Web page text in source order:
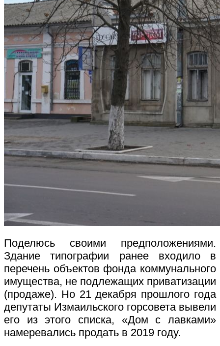
Поделюсь своими предположениями.
Здание типографии ранее входило в
перечень объектов фонда коммунального
имущества, не подлежащих приватизации
(продаже). Но 21 декабря прошлого года
депутаты Измаильского горсовета вывели
его из этого списка, «Дом с лавками»
намеревались продать в 2019 году.